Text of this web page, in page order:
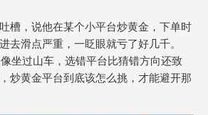
槽，说他在某个小平台炒黄金，下单时
去滑点严重，一眨眼就亏了好几千。
坐过山车，选错平台比猜错方向还致
炒黄金平台到底该怎么挑，才能避开那